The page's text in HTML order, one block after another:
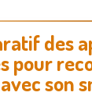
des
pour
son